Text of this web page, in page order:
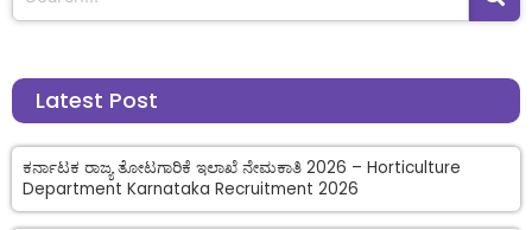
Latest Post
ಕರ್ನಾಟಕ ರಾಜ್ಯ ತೋಟಗಾರಿಕೆ ಇಲಾಖೆ ನೇಮಕಾತಿ 2026 – Horticulture
Department Karnataka Recruitment 2026